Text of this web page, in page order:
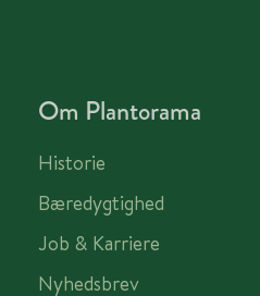
Om Plantorama
Historie
Bæredygtighed
Job & Karriere
Nyhedsbrev